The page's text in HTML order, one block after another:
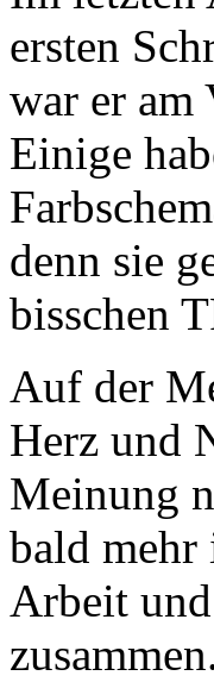
ersten
war er am
Einige
denn sie
bisschen
Auf der
Herz und
Meinung
bald mehr
Arbeit